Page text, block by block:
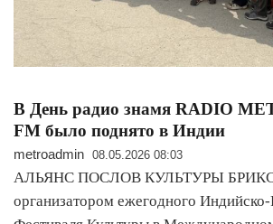
В День радио знамя RADIO
FM было поднято в Индии
metroadmin 08.05.2026 08:03
АЛЬЯНС ПОСЛОВ КУЛЬТУРЫ БРИКС
организатором ежегодного Индийско-